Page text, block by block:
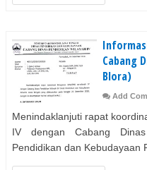
Cabang
Blora)
Add
Menindaklanjuti rapat
IV dengan Cabang
Pendidikan dan Kebudayaan